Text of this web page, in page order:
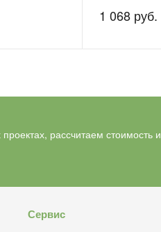
1 068 руб.
рассчитаем стоимость и
Сервис